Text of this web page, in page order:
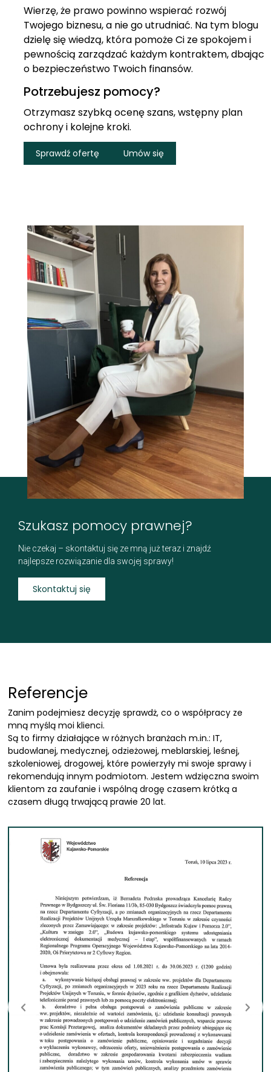
Wierzę, że prawo powinno wspierać rozwój
Twojego biznesu, a nie go utrudniać. Na tym blogu
dzielę się wiedzą, która pomoże Ci ze spokojem i
pewnością zarządzać każdym kontraktem, dbając
o bezpieczeństwo Twoich finansów.
Potrzebujesz pomocy?
Otrzymasz szybką ocenę szans, wstępny plan
ochrony i kolejne kroki.
Sprawdź ofertę Umów się
Szukasz pomocy prawnej?
Nie czekaj – skontaktuj się ze mną już teraz i znajdź
najlepsze rozwiązanie dla swojej sprawy!
Skontaktuj się
Referencje
Zanim podejmiesz decyzję sprawdż, co o współpracy ze
mną myślą moi klienci.
Są to firmy działające w różnych branżach m.in.: IT,
budowlanej, medycznej, odzieżowej, meblarskiej, leśnej,
szkoleniowej, drogowej, które powierzyły mi swoje sprawy i
rekomendują innym podmiotom. Jestem wdzięczna swoim
klientom za zaufanie i wspólną drogę czasem krótką a
czasem długą trwającą prawie 20 lat.